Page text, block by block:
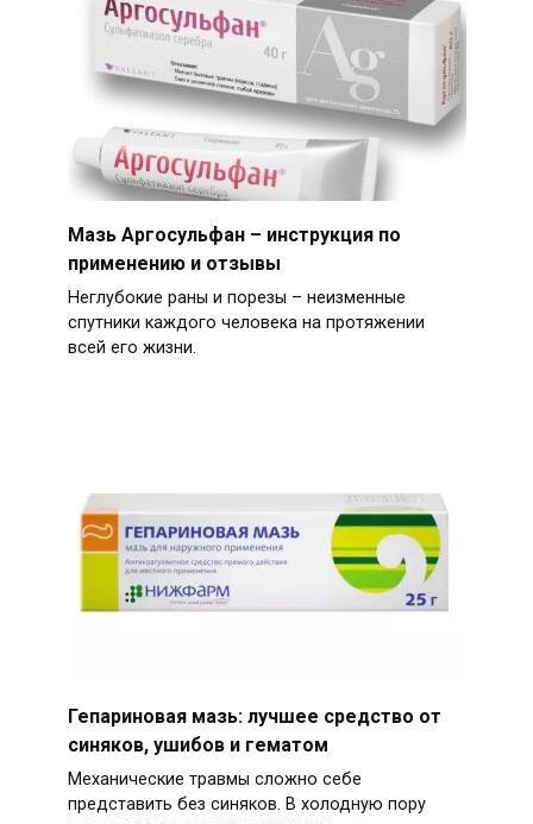
Мазь Аргосульфан – инструкция по
применению и отзывы
Неглубокие раны и порезы – неизменные
спутники каждого человека на протяжении
всей его жизни.
Гепариновая мазь: лучшее средство от
синяков, ушибов и гематом
Механические травмы сложно себе
представить без синяков. В холодную пору